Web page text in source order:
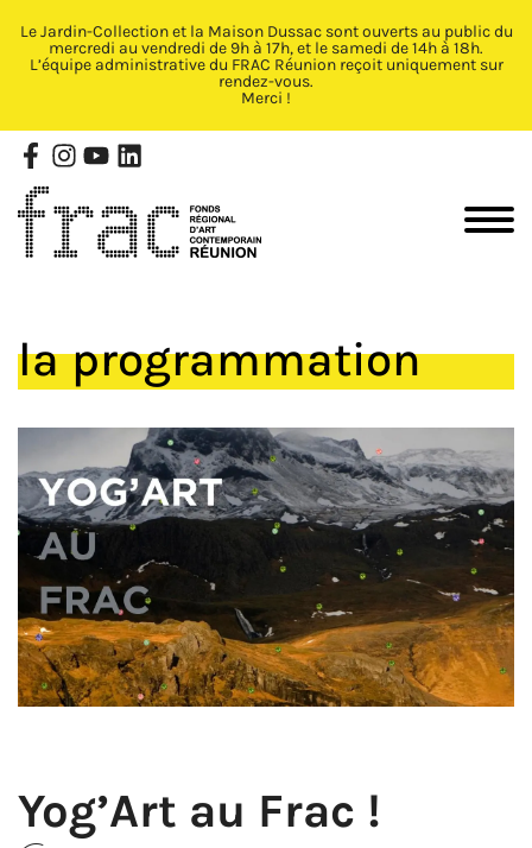
Fermer X
Le Jardin-Collection et la Maison Dussac sont ouverts au public du
mercredi au vendredi de 9h à 17h, et le samedi de 14h à 18h.
L’équipe administrative du FRAC Réunion reçoit uniquement sur
rendez-vous.
Merci !
la programmation
Yog’Art au Frac !